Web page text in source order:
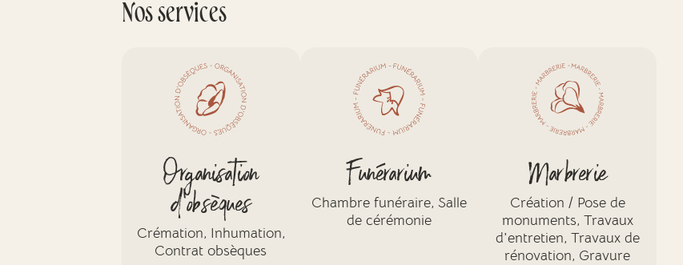
Nos services
Organisation
d'obsèques
Crémation, Inhumation,
Contrat obsèques
Funérarium
Chambre funéraire, Salle
de cérémonie
Marbrerie
Création / Pose de
monuments, Travaux
d'entretien, Travaux de
rénovation, Gravure